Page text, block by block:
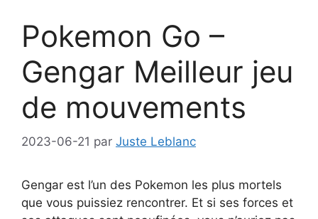
Pokemon Go –
Gengar Meilleur jeu
de mouvements
2023-06-21 par Juste Leblanc
Gengar est l’un des Pokemon les plus mortels
que vous puissiez rencontrer. Et si ses forces et